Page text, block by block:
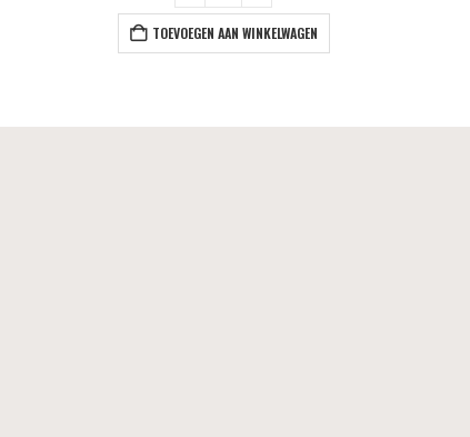
TOEVOEGEN AAN WINKELWAGEN